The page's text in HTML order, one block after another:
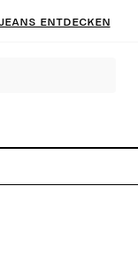
entdecken